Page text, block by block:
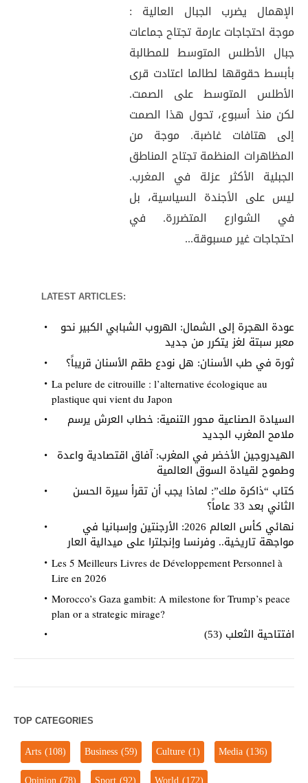
الإهمال يضرب الجبال العالية :
موجة احتجاجات عارمة تجتاح جماعات
جبال الأطلس المتوسط للمطالبة
بأبسط حقوقها لطالما اعتادت قرى
الأطلس المتوسط على الصمت.
لكن منذ أسبوع، تحول هذا الصمت
إلى هتافات غاضبة. موجة من
المظاهرات المنظمة تجتاح المناطق
الجبلية الأكثر عزلة في المغرب.
ليس على الأجندة السياسية، بل
في الشوارع المتضررة. في
احتجاجات غير مسبوقة...
LATEST ARTICLES:
عودة الهجرة إلى الشمال: الهروب الشبابي الكبير نحو
معبر سبتة لغز يتكرر من جديد
ثورة في طب الأسنان: هل نودع طقم الأسنان قريباً؟
La pelure de citrouille : l’alternative écologique au
plastique qui vient du Japon
السيادة الصناعية محور التنمية: خطاب العرش يرسم
ملامح المغرب الجديد
الهيدروجين الأخضر في المغرب: آفاق اقتصادية واعدة
وطموح لقيادة السوق العالمية
كتاب “ذاكرة ملك”: لماذا يجب أن تقرأ سيرة الحسن
الثاني بعد 33 عاماً؟
نهائي كأس العالم 2026: الأرجنتين وإسبانيا في
مواجهة تاريخية.. وفرنسا وإنجلترا على ميدالية العار
Les 5 Meilleurs Livres de Développement Personnel à
Lire en 2026
Morocco’s Gaza gambit: A milestone for Trump’s peace
plan or a strategic mirage?
افتتاحية الثعلب (53)
TOP CATEGORIES
Arts(108) Business(59) Culture(1) Media(136)